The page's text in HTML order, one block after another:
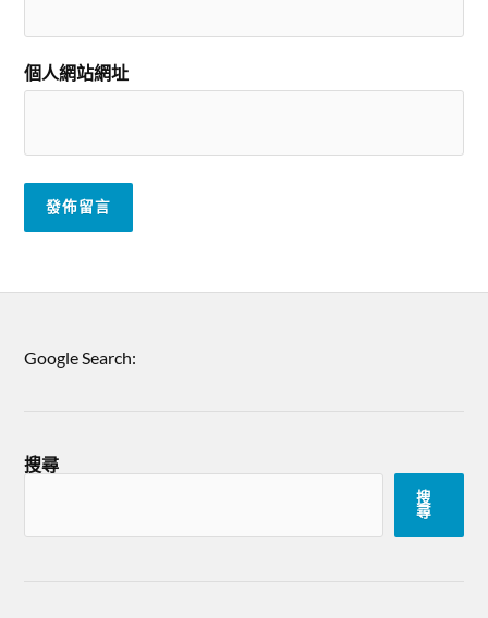
個人網站網址
Google Search:
搜尋
搜
尋